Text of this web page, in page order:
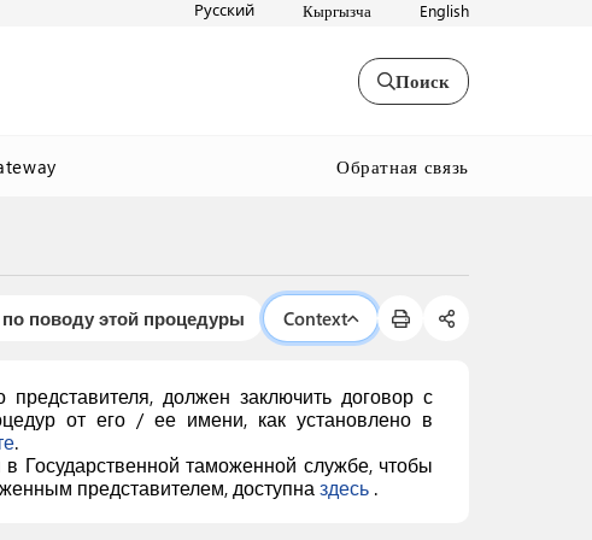
Русский Кыргызча English
Поиск
Обратная связь
поводу этой процедуры Context
должен заключить договор с
от его / ее имени, как установлено в
.
Государственной таможенной службе, чтобы
представителем, доступна здесь .